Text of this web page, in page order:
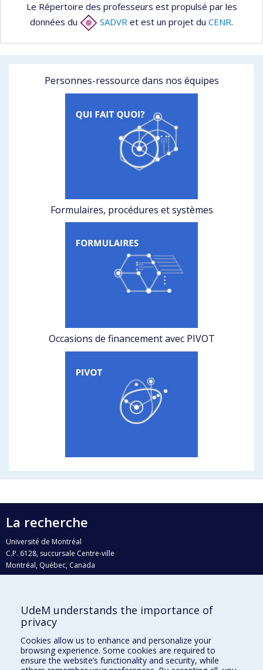
Le Répertoire des professeurs est propulsé par les
données du
SADVR et est un projet du CENR.
Personnes-ressource dans nos équipes
Formulaires, procédures et systèmes
Occasions de financement avec PIVOT
La recherche
Université de Montréal
C.P. 6128, succursale Centre-ville
Montréal, Québec, Canada
H3C 3J7
Qui fait quoi?
Nous trouver
Plan du site
UdeM understands the importance of
privacy
Cookies allow us to enhance and personalize your
browsing experience. Some cookies are required to
ensure the website’s functionality and security, while